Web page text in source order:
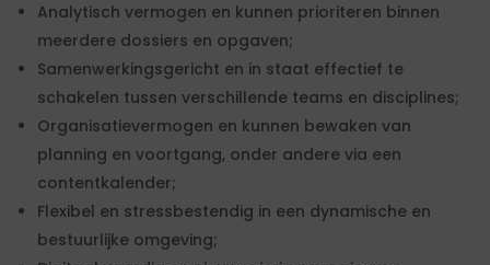
Analytisch vermogen en kunnen prioriteren binnen
meerdere dossiers en opgaven;
Samenwerkingsgericht en in staat effectief te
schakelen tussen verschillende teams en disciplines;
Organisatievermogen en kunnen bewaken van
planning en voortgang, onder andere via een
contentkalender;
Flexibel en stressbestendig in een dynamische en
bestuurlijke omgeving;